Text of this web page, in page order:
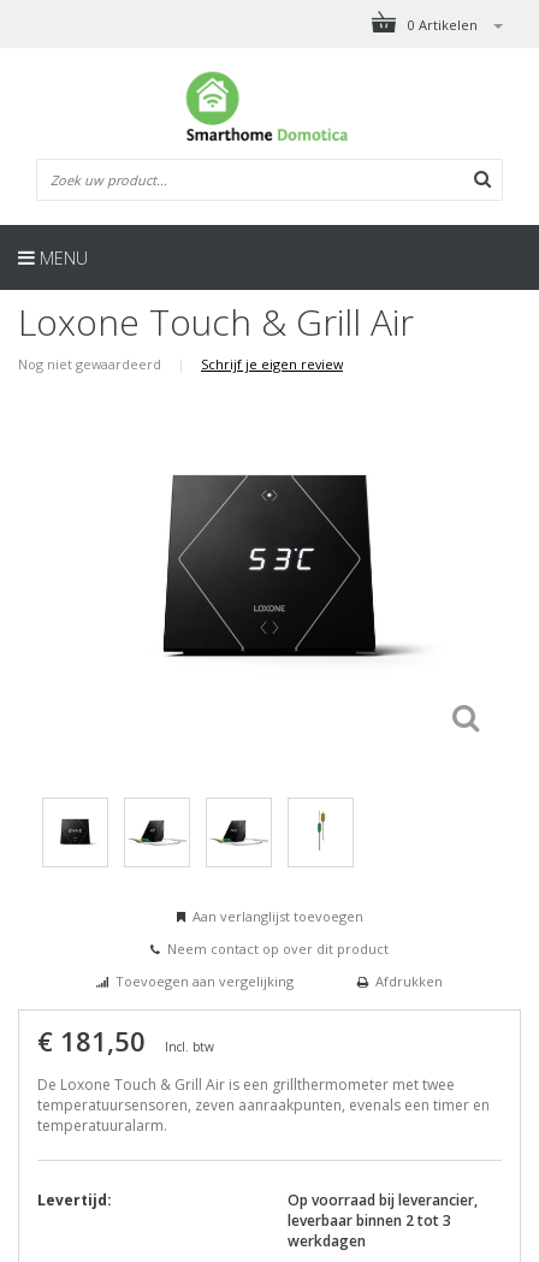
0 Artikelen
MENU
Loxone Touch & Grill Air
Nog niet gewaardeerd | Schrijf je eigen review
Aan verlanglijst toevoegen
Neem contact op over dit product
Toevoegen aan vergelijking
Afdrukken
€ 181,50 Incl. btw
De Loxone Touch & Grill Air is een grillthermometer met twee
temperatuursensoren, zeven aanraakpunten, evenals een timer en
temperatuuralarm.
Levertijd:
Op voorraad bij leverancier,
leverbaar binnen 2 tot 3
werkdagen